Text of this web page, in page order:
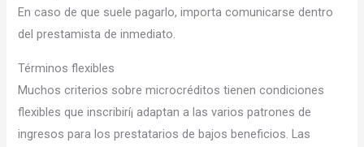
En caso de que suele pagarlo, importa comunicarse dentro
del prestamista de inmediato.
Términos flexibles
Muchos criterios sobre microcréditos tienen condiciones
flexibles que inscribirí¡ adaptan a las varios patrones de
ingresos para los prestatarios de bajos beneficios. Las